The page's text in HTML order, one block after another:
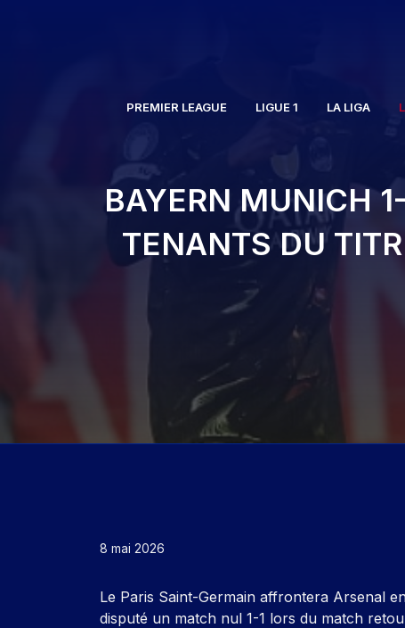
PREMIER LEAGUE LIGUE 1 LA LIGA
BAYERN MUNICH
TENANTS DU
8 mai 2026
Le Paris Saint-Germain affrontera Arsenal
disputé un match nul 1-1 lors du match